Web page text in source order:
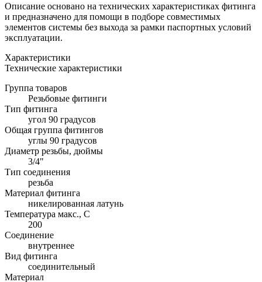
Описание основано на технических характеристиках фитинга
и предназначено для помощи в подборе совместимых
элементов системы без выхода за рамки паспортных условий
эксплуатации.
Характеристики
Технические характеристики
Группа товаров
Резьбовые фитинги
Тип фитинга
угол 90 градусов
Общая группа фитингов
углы 90 градусов
Диаметр резьбы, дюймы
3/4"
Тип соединения
резьба
Материал фитинга
никелированная латунь
Температура макс., С
200
Соединение
внутреннее
Вид фитинга
соединительный
Материал